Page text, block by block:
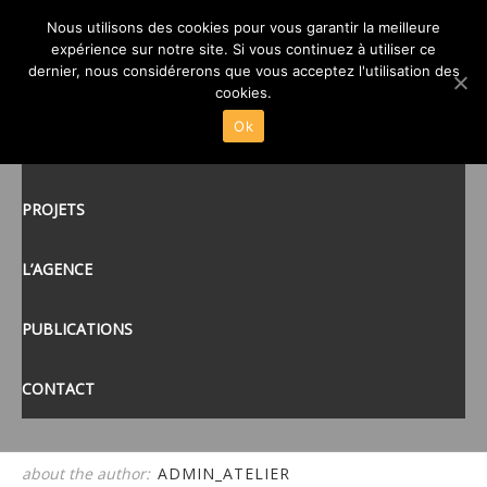
PROJETS
L’AGENCE
PUBLICATIONS
CONTACT
06
posté le 22 DÉC 2014/
about the author: ADMIN_ATELIER
Nous utilisons des cookies pour vous garantir la meilleure
expérience sur notre site. Si vous continuez à utiliser ce
dernier, nous considérerons que vous acceptez l'utilisation des
cookies.
Ok